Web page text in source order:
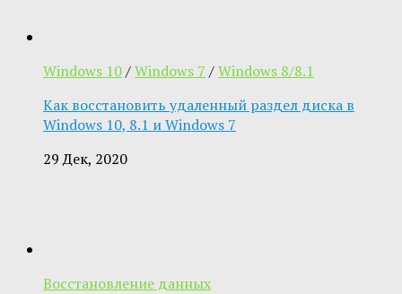
Windows 10/Windows 7 /Windows 8/8.1
Как восстановить удаленный раздел диска в
Windows 10, 8.1 и Windows 7
29 Дек, 2020
Восстановление данных